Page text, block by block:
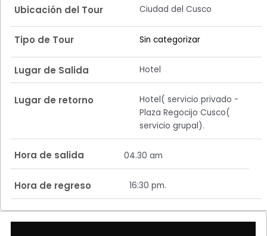
Ubicación del Tour Ciudad del Cusco
Tipo de Tour Sin categorizar
Lugar de Salida Hotel
Lugar de retorno
Hotel( servicio privado -
Plaza Regocijo Cusco(
servicio grupal).
Hora de salida 04.30 am
Hora de regreso 16:30 pm.